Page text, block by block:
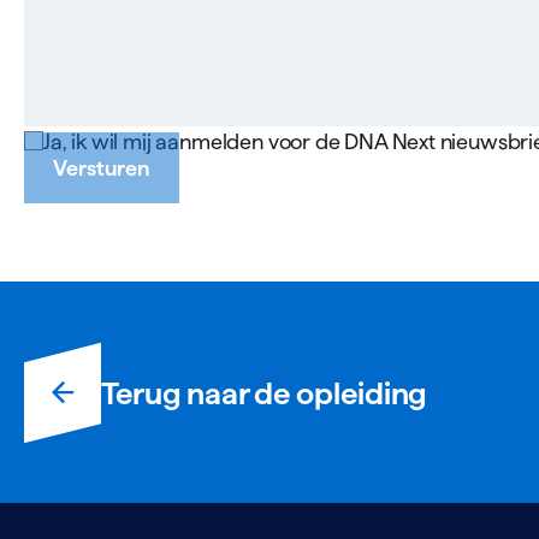
Ja, ik wil mij aanmelden voor de DNA Next
Versturen
Terug naar de opleiding